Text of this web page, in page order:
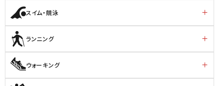
スイム・競泳
ランニング
ウォーキング